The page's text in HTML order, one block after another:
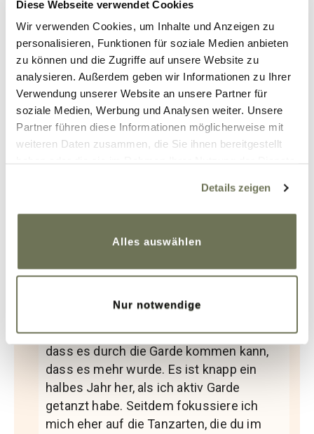
Diese Webseite verwendet Cookies
Wir verwenden Cookies, um Inhalte und Anzeigen zu
personalisieren, Funktionen für soziale Medien anbieten
zu können und die Zugriffe auf unsere Website zu
analysieren. Außerdem geben wir Informationen zu Ihrer
Verwendung unserer Website an unsere Partner für
soziale Medien, Werbung und Analysen weiter. Unsere
Partner führen diese Informationen möglicherweise mit
weiteren Daten zusammen, die Sie ihnen bereitgestellt
Cookies, wenn Sie unsere Webseite weiterhin nutzen.
Weitere Informationen finden Sie in unserer
Details zeigen
Alles auswählen
Nur notwendige
Beitrag teilen
Kommentare
Melanie
Trainierst du mehr? Wenn mehr
Muskelmasse aufgebaut wurde, kann es
auch sein, dass die Umfänge mehr werden.
Mercedes
Hi Melanie, ich trainiere seitdem weniger.
Mir wurde das bereits schon gesagt,
dass es durch die Garde kommen kann,
dass es mehr wurde. Es ist knapp ein
halbes Jahr her, als ich aktiv Garde
getanzt habe. Seitdem fokussiere ich
mich eher auf die Tanzarten, die du im